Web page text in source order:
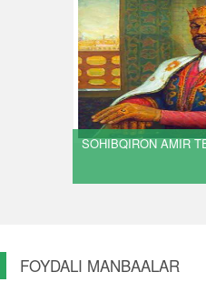
SOHIBQIRON AMIR
FOYDALI MANBAALAR